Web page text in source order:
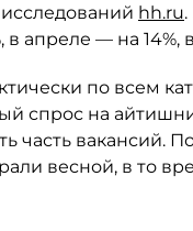
hh.ru
в апреле — на 14%,
по всем
спрос на
часть вакансий.
весной, в то